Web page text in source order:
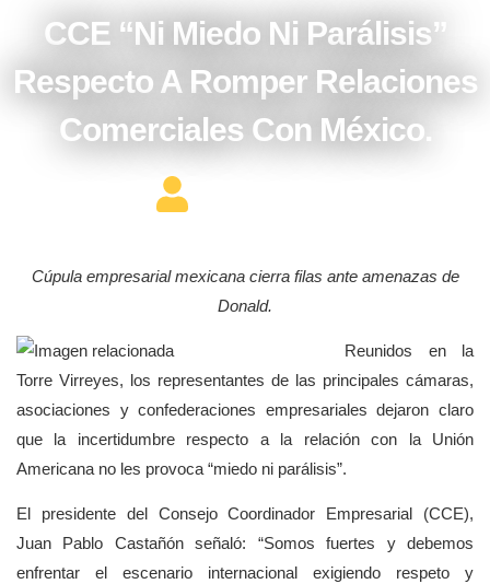
CCE “ni Miedo Ni Parálisis”
Respecto A Romper Relaciones
Comerciales Con México.
Cúpula empresarial mexicana cierra filas ante amenazas de
Donald.
Reunidos en la
Torre Virreyes, los representantes de las principales cámaras,
asociaciones y confederaciones empresariales dejaron claro
que la incertidumbre respecto a la relación con la Unión
Americana no les provoca “miedo ni parálisis”.
El presidente del Consejo Coordinador Empresarial (CCE),
Juan Pablo Castañón señaló: “Somos fuertes y debemos
enfrentar el escenario internacional exigiendo respeto y